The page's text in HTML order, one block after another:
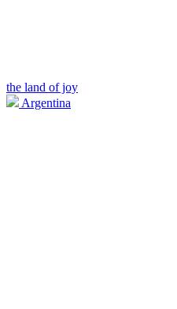
the land of joy
Argentina